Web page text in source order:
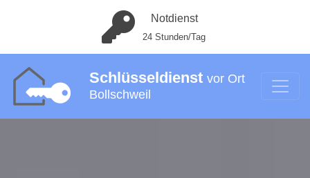
Notdienst
24 Stunden/Tag
Schlüsseldienst vor Ort
Bollschweil